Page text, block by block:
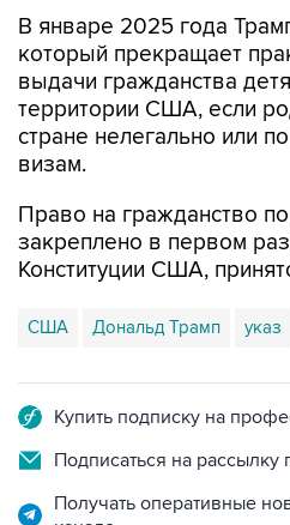
выдачи гражданства
территории США, если
стране нелегально или
визам.
Право на гражданство
Конституции США,
США Дональд Трамп указ
Подписаться на рассылку
Получать оперативные